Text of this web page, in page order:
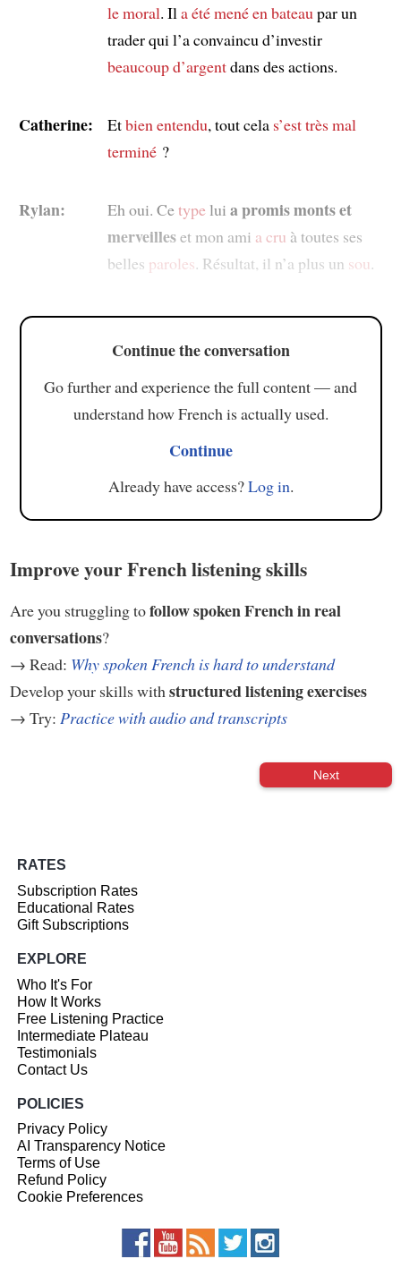
le moral. Il a été mené en bateau par un
trader qui l’a convaincu d’investir
beaucoup d’argentdans des actions.
Catherine: Etbien entendu, tout cela s’est très mal
terminé?
Rylan: Eh oui. Cetypelui a promis monts et
merveilleset mon ami a cru à toutes ses
belles paroles. Résultat, il n’a plus un sou.
Continue the conversation
Go further and experience the full content — and
understand how French is actually used.
Continue
Already have access?Log in.
Improve your French listening skills
Are you struggling tofollow spoken French in real
conversations?
→ Read: Why spoken French is hard to understand
Develop your skills with structured listening exercises
→ Try: Practice with audio and transcripts
Next
RATES
Subscription Rates
Educational Rates
Gift Subscriptions
EXPLORE
Who It's For
How It Works
Free Listening Practice
Intermediate Plateau
Testimonials
Contact Us
POLICIES
Privacy Policy
AI Transparency Notice
Terms of Use
Refund Policy
Cookie Preferences